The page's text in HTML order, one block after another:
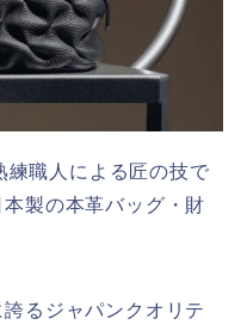
練職人による匠の技で
製の本革バッグ・財
るジャパンクオリテ